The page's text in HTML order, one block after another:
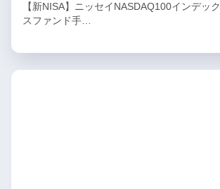
【新NISA】ニッセイNASDAQ100インデック
スファンド手…